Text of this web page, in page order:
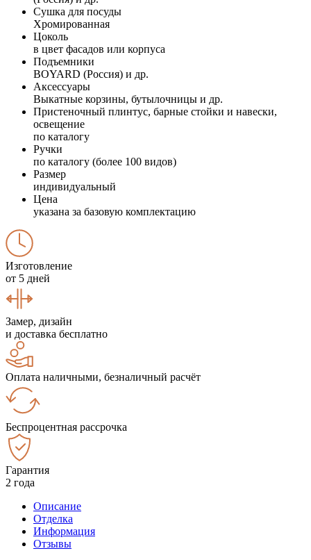
Сушка для посуды
Хромированная
Цоколь
в цвет фасадов или корпуса
Подъемники
BOYARD (Россия) и др.
Аксессуары
Выкатные корзины, бутылочницы и др.
Пристеночный плинтус, барные стойки и навески,
освещение
по каталогу
Ручки
по каталогу (более 100 видов)
Размер
индивидуальный
Цена
указана за базовую комплектацию
Изготовление
от 5 дней
Замер, дизайн
и доставка бесплатно
Оплата наличными, безналичный расчёт
Беспроцентная рассрочка
Гарантия
2 года
Описание
Отделка
Информация
Отзывы